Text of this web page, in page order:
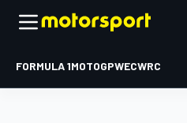
FORMULA 1MOTOGPWECWRC